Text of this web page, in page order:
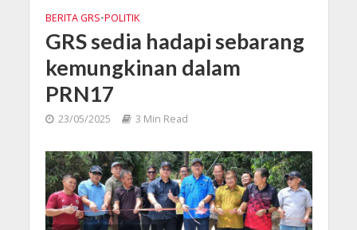
BERITA GRS•POLITIK
GRS sedia hadapi sebarang
kemungkinan dalam
PRN17
23/05/2025 3 Min Read